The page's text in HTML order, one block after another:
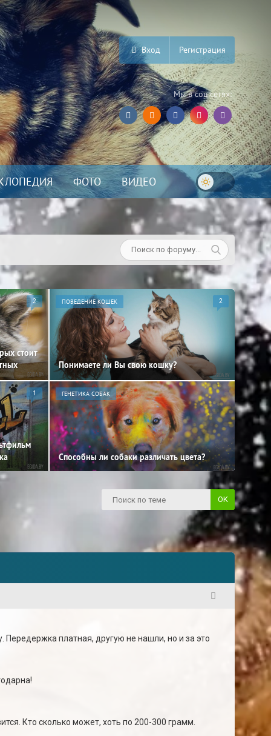
Вход Регистрация
Мы в соц.сетях:
ФОТО ВИДЕО
2
стоит
ПОВЕДЕНИЕ КОШЕК 2
Понимаете ли Вы свою кошку?
1 ГЕНЕТИКА СОБАК
Способны ли собаки различать цвета?
платная, другую не нашли, но и за это
Кто сколько может, хоть по 200-300 грамм.